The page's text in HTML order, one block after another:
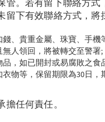
管。若有留下聯絡方式
留下有效聯絡方式，將
、貴重金屬、珠寶、手機
無人領回，將被轉交至警署;
品，如已開封或易腐敗之食
物等，保留期限為30日，
任何責任。